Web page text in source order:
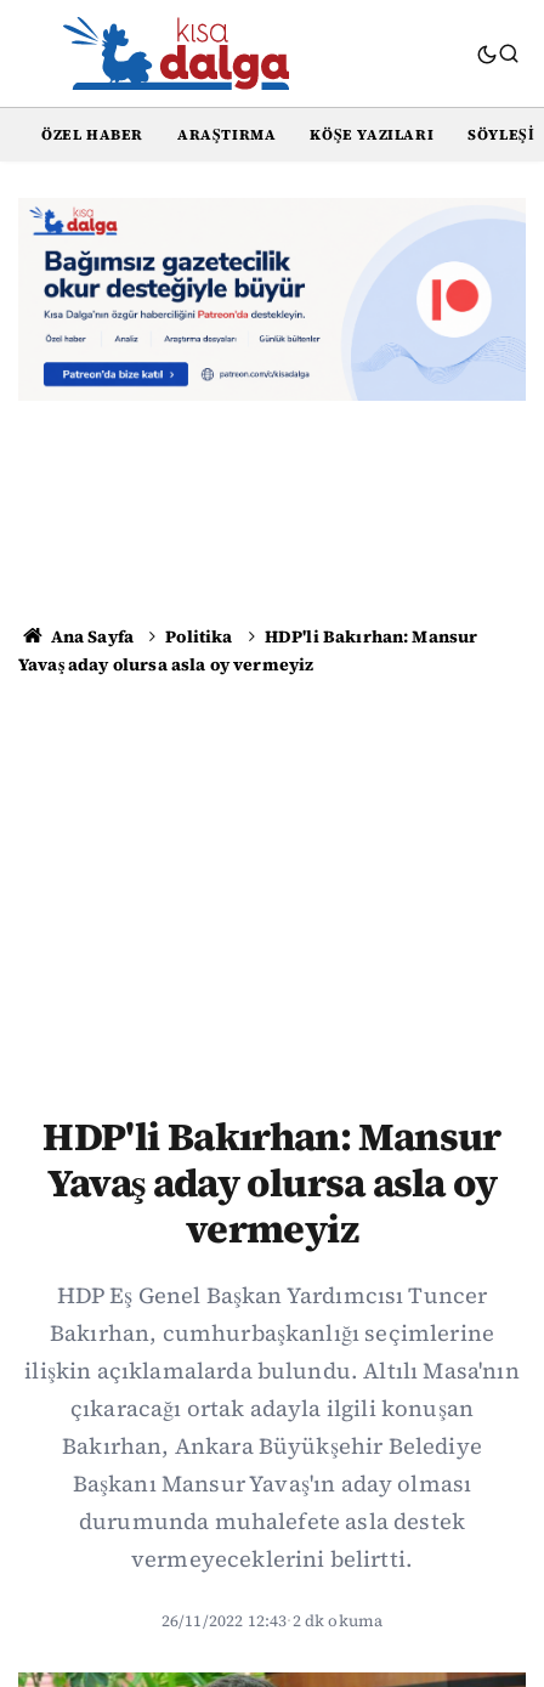
ÖZEL HABER ARAŞTIRMA KÖŞE YAZILARI SÖYLEŞI
Ana Sayfa Politika
HDP'li Bakırhan: Mansur
Yavaş aday olursa asla oy vermeyiz
HDP'li Bakırhan: Mansur
Yavaş aday olursa asla oy
vermeyiz
HDP Eş Genel Başkan Yardımcısı Tuncer
Bakırhan, cumhurbaşkanlığı seçimlerine
ilişkin açıklamalarda bulundu. Altılı Masa'nın
çıkaracağı ortak adayla ilgili konuşan
Bakırhan, Ankara Büyükşehir Belediye
Başkanı Mansur Yavaş'ın aday olması
durumunda muhalefete asla destek
vermeyeceklerini belirtti.
26/11/2022 12:43·2 dk okuma